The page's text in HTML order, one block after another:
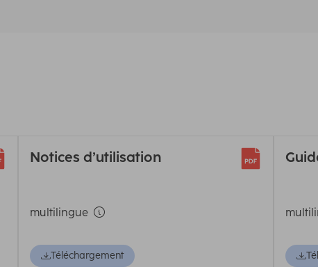
Notices d’utilisation
multilingue
Téléchargement